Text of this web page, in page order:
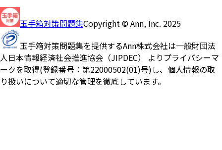
玉手箱対策問題集Copyright © Ann, Inc. 2025
玉手箱対策問題集を提供するAnn株式会社は一般財団法
人日本情報経済社会推進協会（JIPDEC） よりプライバシーマ
ークを取得(登録番号：第22000502(01)号)し、個人情報の取
り扱いについて適切な管理を徹底しています。